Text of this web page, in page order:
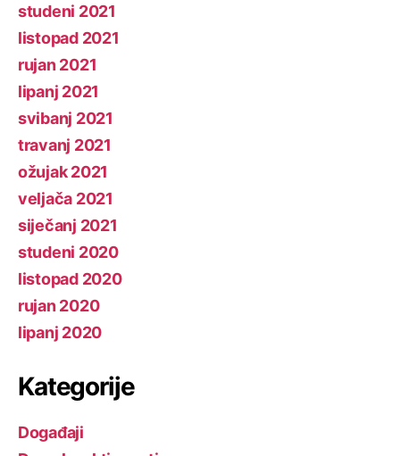
studeni 2021
listopad 2021
rujan 2021
lipanj 2021
svibanj 2021
travanj 2021
ožujak 2021
veljača 2021
siječanj 2021
studeni 2020
listopad 2020
rujan 2020
lipanj 2020
Kategorije
Događaji